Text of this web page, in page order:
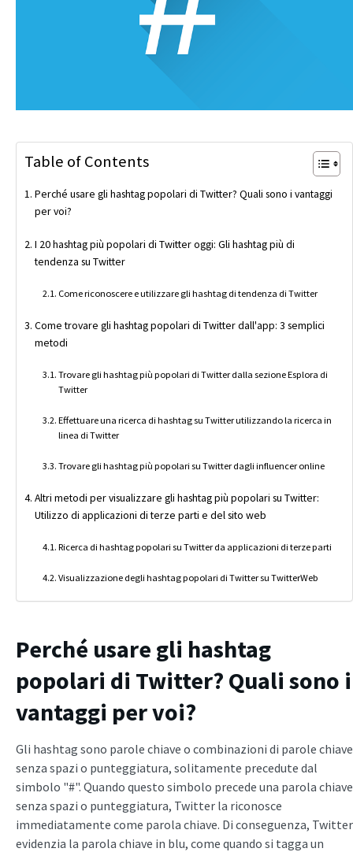
Table of Contents
Perché usare gli hashtag popolari di Twitter? Quali sono i vantaggi
per voi?
I 20 hashtag più popolari di Twitter oggi: Gli hashtag più di
tendenza su Twitter
Come riconoscere e utilizzare gli hashtag di tendenza di Twitter
Come trovare gli hashtag popolari di Twitter dall'app: 3 semplici
metodi
Trovare gli hashtag più popolari di Twitter dalla sezione Esplora di
Twitter
Effettuare una ricerca di hashtag su Twitter utilizzando la ricerca in
linea di Twitter
Trovare gli hashtag più popolari su Twitter dagli influencer online
Altri metodi per visualizzare gli hashtag più popolari su Twitter:
Utilizzo di applicazioni di terze parti e del sito web
Ricerca di hashtag popolari su Twitter da applicazioni di terze parti
Visualizzazione degli hashtag popolari di Twitter su TwitterWeb
Perché usare gli hashtag
popolari di Twitter? Quali sono i
vantaggi per voi?
Gli hashtag sono parole chiave o combinazioni di parole chiave
senza spazi o punteggiatura, solitamente precedute dal
simbolo "#". Quando questo simbolo precede una parola chiave
senza spazi o punteggiatura, Twitter la riconosce
immediatamente come parola chiave. Di conseguenza, Twitter
evidenzia la parola chiave in blu, come quando si tagga un